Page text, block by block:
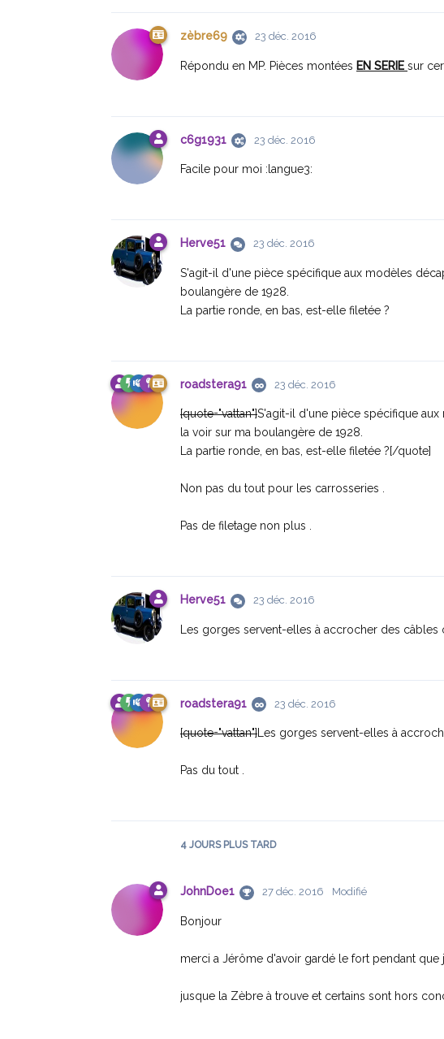
zèbre69 23 déc. 2016
Répondu en MP. Pièces montées EN SERIE sur
c6g1931 23 déc. 2016
Facile pour moi :langue3:
Herve51 23 déc. 2016
S'agit-il d'une pièce spécifique aux modèles
boulangère de 1928.
La partie ronde, en bas, est-elle filetée ?
roadstera91 23 déc. 2016
[quote="vattan"]S'agit-il d'une pièce spécifique
la voir sur ma boulangère de 1928.
La partie ronde, en bas, est-elle filetée ?[/quote]
Non pas du tout pour les carrosseries .
Pas de filetage non plus .
Herve51 23 déc. 2016
Les gorges servent-elles à accrocher des câbles
roadstera91 23 déc. 2016
[quote="vattan"]Les gorges servent-elles à
Pas du tout .
4 JOURSPLUS TARD
JohnDoe1 27 déc. 2016 Modifié
Bonjour
merci a Jérôme d'avoir gardé le fort pendant que
jusque la Zèbre à trouve et certains sont hors